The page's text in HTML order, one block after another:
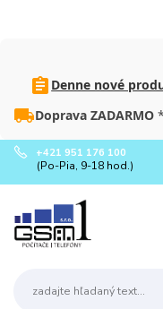
Denne nové
Doprava ZADARMO
+421 951 176 100
(Po-Pia, 9-18 hod.)